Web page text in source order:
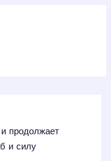
и продолжает
и силу